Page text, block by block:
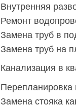
Внутренняя
Ремонт
Замена труб в
Замена труб на
Канализация в
Перепланировка
Замена стояка